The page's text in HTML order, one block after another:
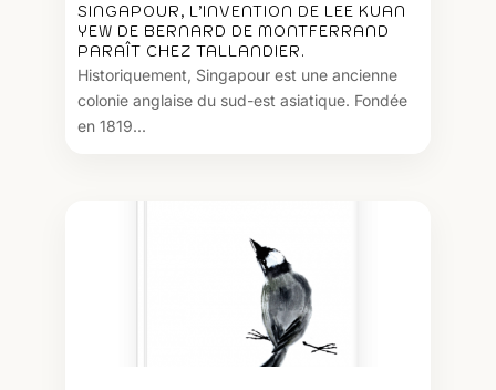
SINGAPOUR, L’INVENTION DE LEE KUAN
YEW DE BERNARD DE MONTFERRAND
PARAÎT CHEZ TALLANDIER.
Historiquement, Singapour est une ancienne
colonie anglaise du sud-est asiatique. Fondée
en 1819...